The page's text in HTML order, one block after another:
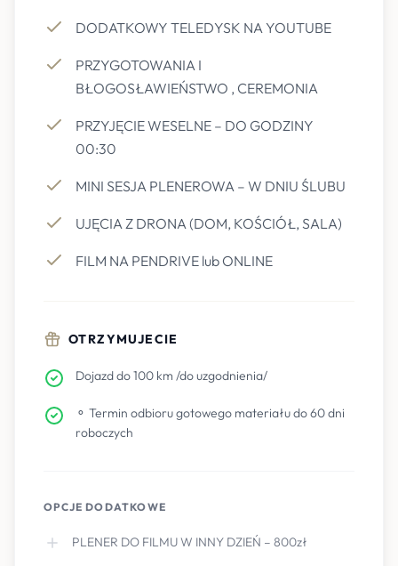
DODATKOWY TELEDYSK NA YOUTUBE
PRZYGOTOWANIA I
BŁOGOSŁAWIEŃSTWO , CEREMONIA
PRZYJĘCIE WESELNE – DO GODZINY
00:30
MINI SESJA PLENEROWA – W DNIU ŚLUBU
UJĘCIA Z DRONA (DOM, KOŚCIÓŁ, SALA)
FILM NA PENDRIVE lub ONLINE
OTRZYMUJECIE
Dojazd do 100 km /do uzgodnienia/
⚬ Termin odbioru gotowego materiału do 60 dni
roboczych
OPCJE DODATKOWE
PLENER DO FILMU W INNY DZIEŃ – 800zł